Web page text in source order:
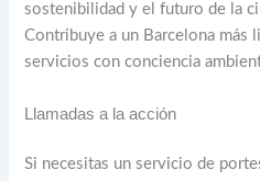
sostenibilidad y el futuro de la
Contribuye a un Barcelona más
servicios con conciencia
Llamadas a la acción
Si necesitas un servicio de